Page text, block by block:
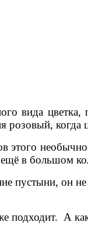
вида
когда
необычно
ещё в большом
пустыни, он
подходит. А